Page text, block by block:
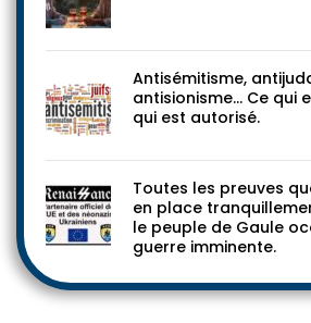
Antisémitisme,
antisionisme… Ce qui
qui est autorisé.
Toutes les preuves
en place
le peuple de Gaule
guerre imminente.